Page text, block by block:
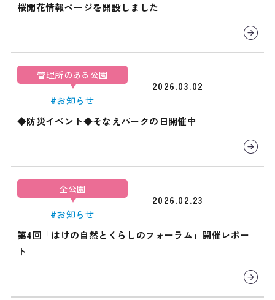
桜開花情報ページを開設しました
管理所のある公園
#お知らせ
2026.03.02
◆防災イベント◆そなえパークの日開催中
全公園
#お知らせ
2026.02.23
第4回「はけの自然とくらしのフォーラム」開催レポー
ト